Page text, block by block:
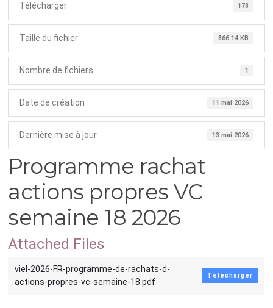
Télécharger 178
Taille du fichier 866.14 KB
Nombre de fichiers 1
Date de création 11 mai 2026
Dernière mise à jour 13 mai 2026
Programme rachat
actions propres VC
semaine 18 2026
Attached Files
viel-2026-FR-programme-de-rachats-d-
actions-propres-vc-semaine-18.pdf
Télécharger